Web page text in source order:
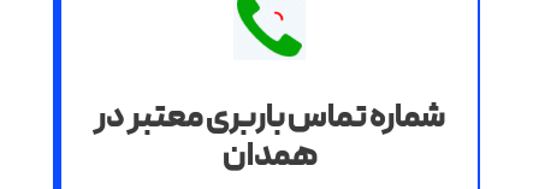
شماره تماس باربری معتبر در
همدان